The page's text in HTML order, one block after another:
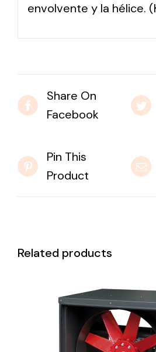
envolvente y la hélice.
Share On
Facebook
Pin This
Product
Related products